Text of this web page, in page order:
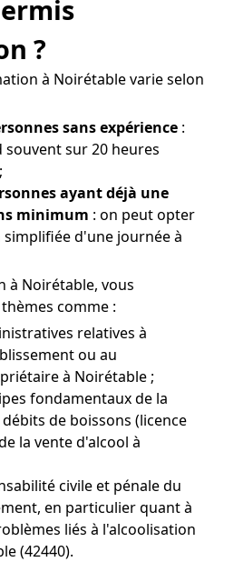
?
à Noirétable varie selon
sans expérience :
sur 20 heures
ayant déjà une
minimum : on peut opter
d'une journée à
à Noirétable, vous
comme :
relatives à
ou au
à Noirétable ;
fondamentaux de la
de boissons (licence
la vente d'alcool à
civile et pénale du
en particulier quant à
liés à l'alcoolisation
(42440).